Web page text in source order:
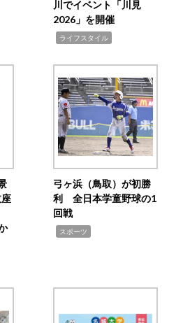
川でイベント「川見
2026」を開催
ライフスタイル
弓ヶ浜（鳥取）が初勝
利 全日本学童野球の1
回戦
スポーツ